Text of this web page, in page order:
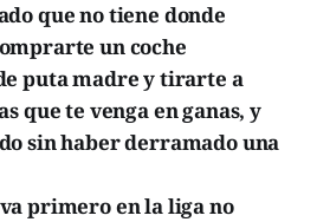
que no tiene donde
un coche
puta madre y tirarte a
que te venga en ganas, y
sin haber derramado una
primero en la liga no